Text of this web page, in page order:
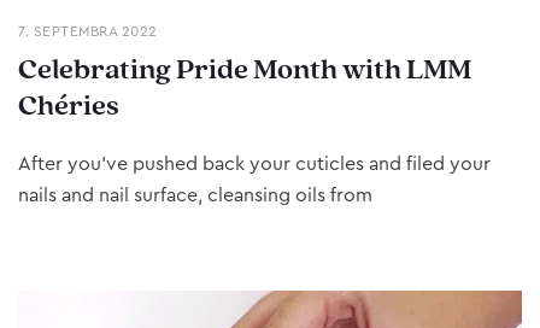
7. SEPTEMBRA 2022
Celebrating Pride Month with LMM
Chéries
After you’ve pushed back your cuticles and filed your
nails and nail surface, cleansing oils from